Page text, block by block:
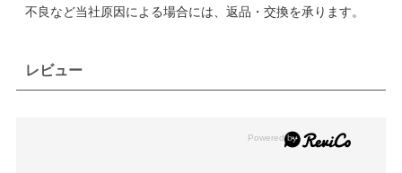
不良など当社原因による場合には、返品・交換を承ります。
レビュー